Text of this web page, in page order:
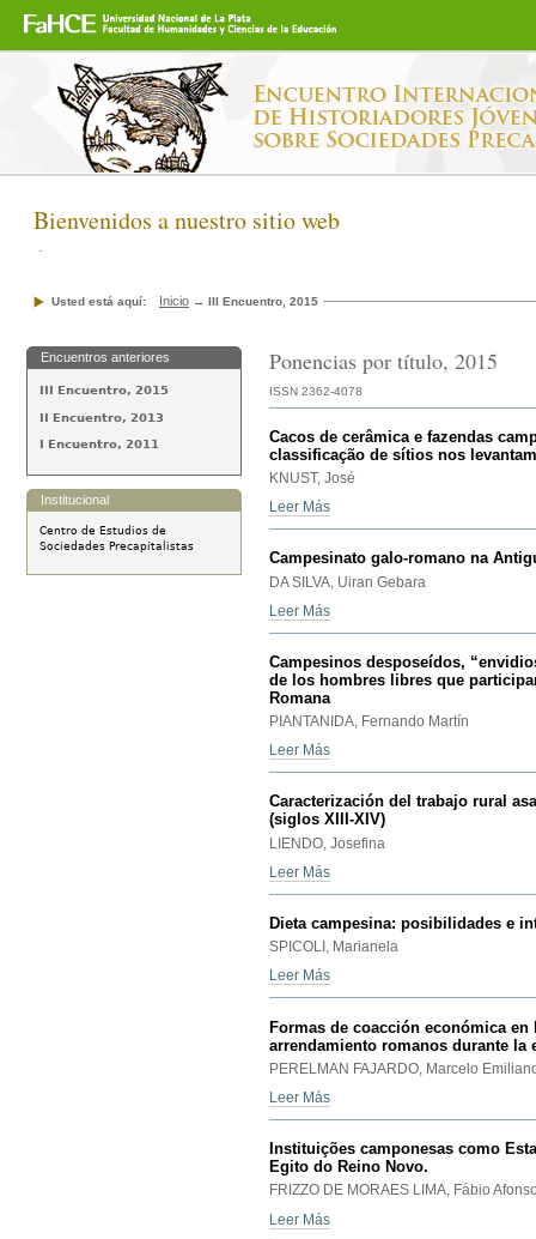
contenido.
navegación
Bienvenidos a nuestro sitio web
.
Usted está aquí: Inicio → III Encuentro, 2015
Encuentros anteriores
III Encuentro, 2015
II Encuentro, 2013
I Encuentro, 2011
Institucional
Centro de Estudios de
Sociedades Precapitalistas
Ponencias por título, 2015
ISSN 2362-4078
Cacos de cerâmica e fazendas
classificação de sítios nos
KNUST, José
Leer Más
Campesinato galo-romano na
DA SILVA, Uiran Gebara
Leer Más
Campesinos desposeídos,
de los hombres libres que
Romana
PIANTANIDA, Fernando Martín
Leer Más
Caracterización del trabajo rural
(siglos XIII-XIV)
LIENDO, Josefina
Leer Más
Dieta campesina: posibilidades e
SPICOLI, Marianela
Leer Más
Formas de coacción económica
arrendamiento romanos durante la
PERELMAN FAJARDO, Marcelo
Leer Más
Instituições camponesas como
Egito do Reino Novo.
FRIZZO DE MORAES LIMA, Fábio
Leer Más